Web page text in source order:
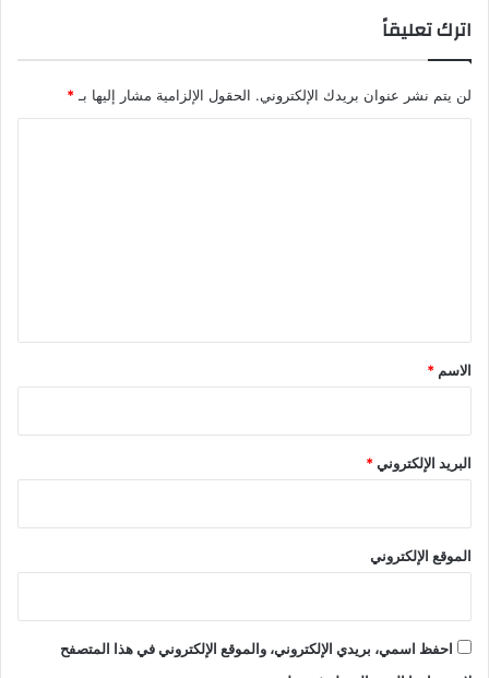
اترك تعليقاً
لن يتم نشر عنوان بريدك الإلكتروني. الحقول الإلزامية مشار إليها بـ*
*
الاسم *
البريد الإلكتروني*
الموقع الإلكتروني
احفظ اسمي، بريدي الإلكتروني، والموقع الإلكتروني في هذا المتصفح